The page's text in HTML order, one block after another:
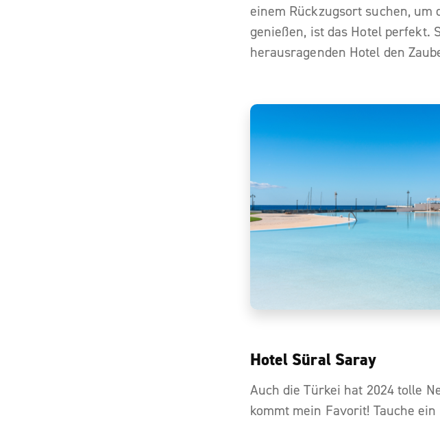
einem Rückzugsort suchen, um
genießen, ist das Hotel perfekt.
herausragenden Hotel den
Hotel Süral Saray
Auch die Türkei hat 2024 tolle
kommt mein Favorit! Tauche